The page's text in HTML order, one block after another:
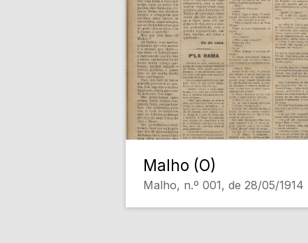
Malho (O)
Malho, n.º 001, de 28/05/1914